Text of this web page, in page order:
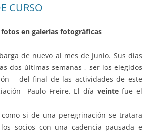
CURSO
fotos en galerías fotográficas
de nuevo al mes de Junio. Sus días
dos últimas semanas , ser los elegidos
del final de las actividades de este
Paulo Freire. El día veintefue el
si de una peregrinación se tratara
socios con una cadencia pausada e